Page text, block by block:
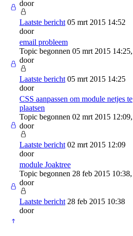
door
Laatste bericht 05 mrt 2015 14:52
door
email probleem
Topic begonnen 05 mrt 2015 14:25,
door
Laatste bericht 05 mrt 2015 14:25
door
CSS aanpassen om module netjes te
plaatsen
Topic begonnen 02 mrt 2015 12:09,
door
Laatste bericht 02 mrt 2015 12:09
door
module Joaktree
Topic begonnen 28 feb 2015 10:38,
door
Laatste bericht 28 feb 2015 10:38
door